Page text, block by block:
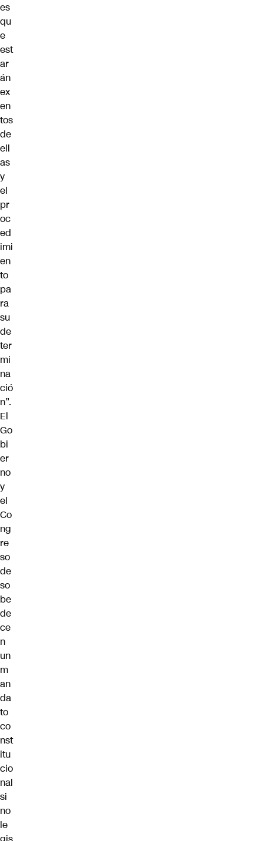
es
qu
e
est
ar
án
ex
en
tos
de
ell
as
y
el
pr
oc
ed
imi
en
to
pa
ra
su
de
ter
mi
na
ció
n”.
El
Go
bi
er
no
y
el
Co
ng
re
so
de
so
be
de
ce
n
un
m
an
da
to
co
nst
itu
cio
nal
si
no
le